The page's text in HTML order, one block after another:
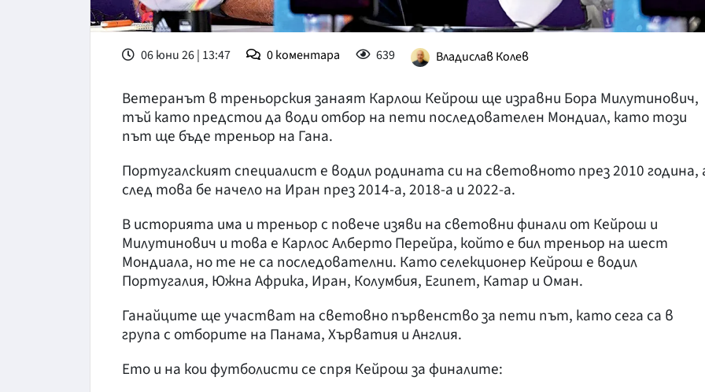
ВОЙНАТА В
06 юни 26 | 13:47 0коментара 639 Владислав Колев
Ветеранът в треньорския занаят Карлош Кейрош ще изравни Бора Милутинович,
тъй като предстои да води отбор на пети последователен Мондиал, като този
път ще бъде треньор на Гана.
Португалският специалист е водил родината си на световното през 2010 година,
след това бе начело на Иран през 2014-а, 2018-а и 2022-а.
В историята има и треньор с повече изяви на световни финали от Кейрош и
Милутинович и това е Карлос Алберто Перейра, който е бил треньор на шест
Мондиала, но те не са последователни. Като селекционер Кейрош е водил
Португалия, Южна Африка, Иран, Колумбия, Египет, Катар и Оман.
Ганайците ще участват на световно първенство за пети път, като сега са в
група с отборите на Панама, Хърватия и Англия.
Ето и на кои футболисти се спря Кейрош за финалите: